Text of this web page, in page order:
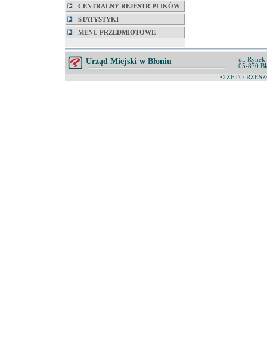
CENTRALNY REJESTR PLIKÓW
STATYSTYKI
MENU PRZEDMIOTOWE
Urząd Miejski w Błoniu
ul. Rynek
05-870
© ZETO-